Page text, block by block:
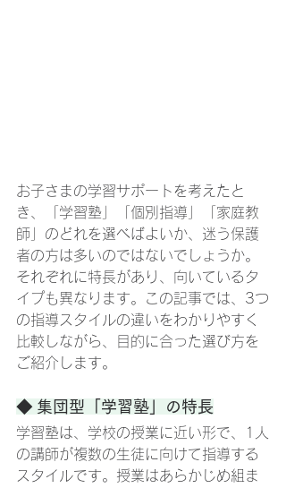
お子さまの学習サポートを考えたと
き、「学習塾」「個別指導」「家庭教
師」のどれを選べばよいか、迷う保護
者の方は多いのではないでしょうか。
それぞれに特長があり、向いているタ
イプも異なります。この記事では、3つ
の指導スタイルの違いをわかりやすく
比較しながら、目的に合った選び方を
ご紹介します。
◆ 集団型「学習塾」の特長
学習塾は、学校の授業に近い形で、1人
の講師が複数の生徒に向けて指導する
スタイルです。授業はあらかじめ組ま